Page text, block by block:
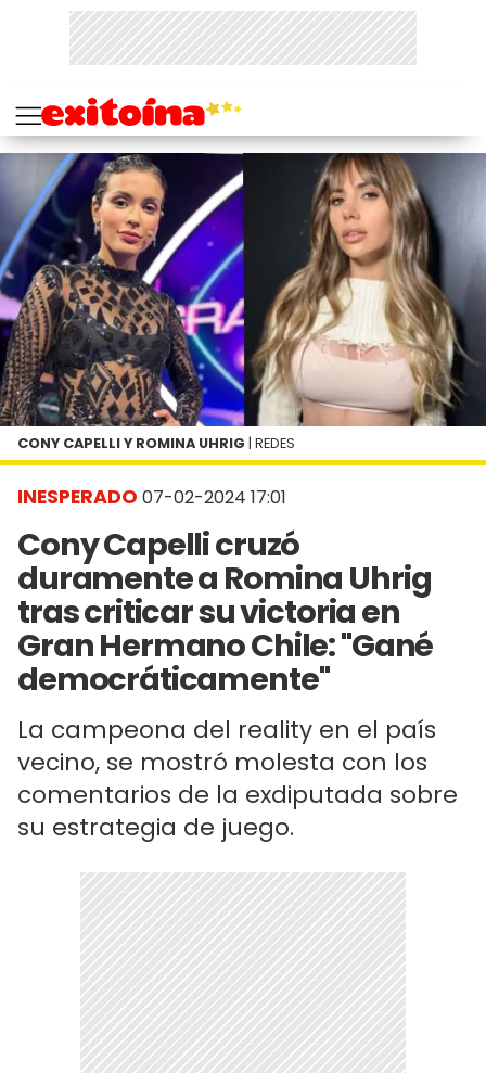
INESPERADO 07-02-2024 17:01
Cony Capelli cruzó
duramente a Romina Uhrig
tras criticar su victoria en
Gran Hermano Chile: "Gané
democráticamente"
La campeona del reality en el país
vecino, se mostró molesta con los
comentarios de la exdiputada sobre
su estrategia de juego.
CONY CAPELLI Y ROMINA UHRIG | REDES